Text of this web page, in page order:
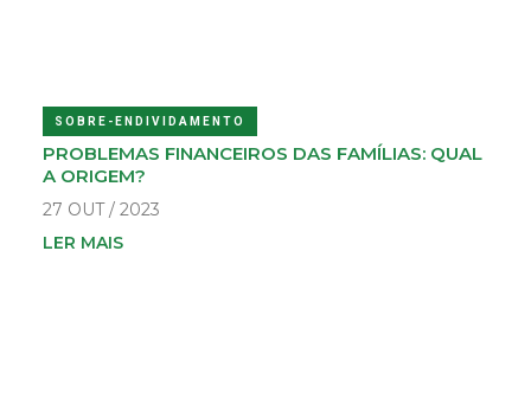
SOBRE-ENDIVIDAMENTO
PROBLEMAS FINANCEIROS DAS FAMÍLIAS: QUAL
A ORIGEM?
27 OUT / 2023
LER MAIS